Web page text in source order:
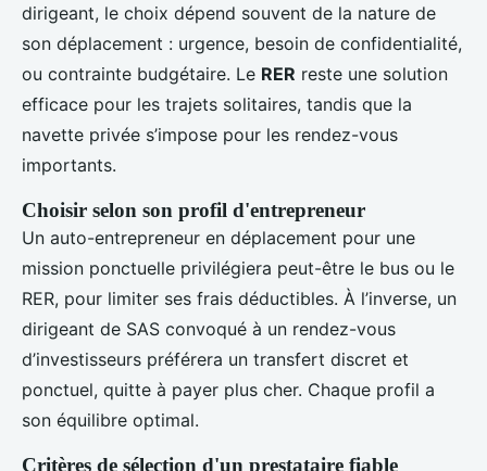
dirigeant, le choix dépend souvent de la nature de
son déplacement : urgence, besoin de confidentialité,
ou contrainte budgétaire. Le RER reste une solution
efficace pour les trajets solitaires, tandis que la
navette privée s’impose pour les rendez-vous
importants.
Choisir selon son profil d'entrepreneur
Un auto-entrepreneur en déplacement pour une
mission ponctuelle privilégiera peut-être le bus ou le
RER, pour limiter ses frais déductibles. À l’inverse, un
dirigeant de SAS convoqué à un rendez-vous
d’investisseurs préférera un transfert discret et
ponctuel, quitte à payer plus cher. Chaque profil a
son équilibre optimal.
Critères de sélection d'un prestataire fiable